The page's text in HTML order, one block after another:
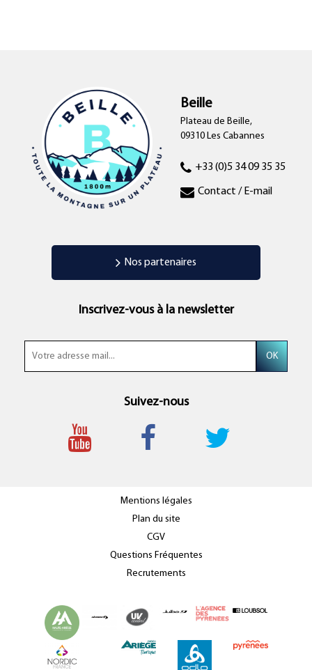
Beille
Plateau de Beille,
09310 Les Cabannes
+33 (0)5 34 09 35 35
Contact / E-mail
Nos partenaires
Inscrivez-vous à la newsletter
Suivez-nous
Mentions légales
Plan du site
CGV
Questions Fréquentes
Recrutements